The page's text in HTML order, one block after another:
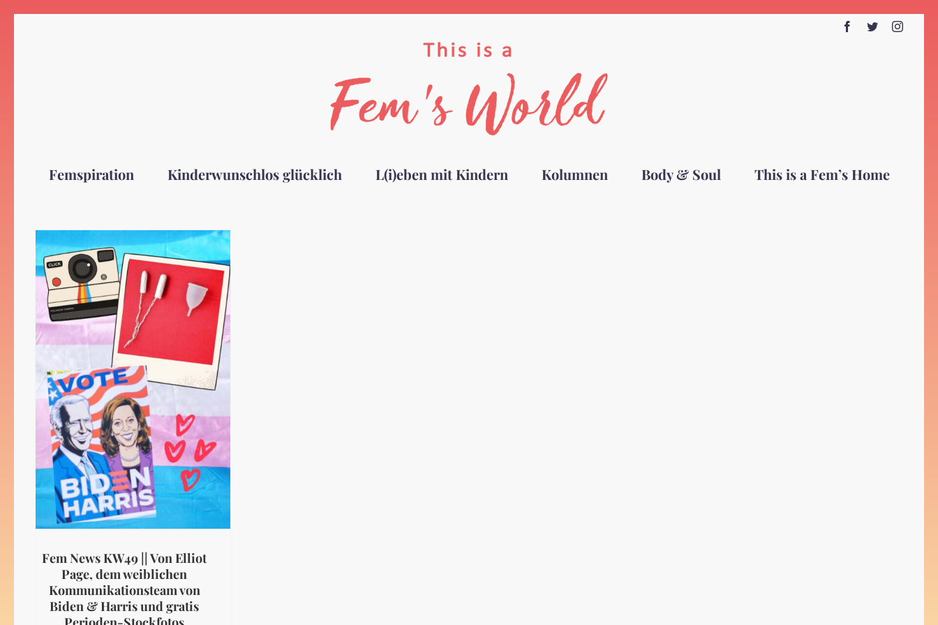
Facebook
Twitter
Femspiration Kinderwunschlos glücklich L(i)eben mit Kindern Kolumnen Body & Soul This is a Fem’s Home
Fem News KW49 || Von Elliot
Page, dem weiblichen
Kommunikationsteam von
Biden & Harris und gratis